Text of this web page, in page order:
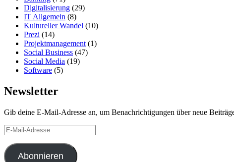
Digitalisierung (29)
IT Allgemein (8)
Kultureller Wandel (10)
Prezi (14)
Projektmanagement (1)
Social Business (47)
Social Media (19)
Software (5)
Newsletter
Gib deine E-Mail-Adresse an, um Benachrichtigungen über neue
E-
Mail-
Adresse
Abonnieren